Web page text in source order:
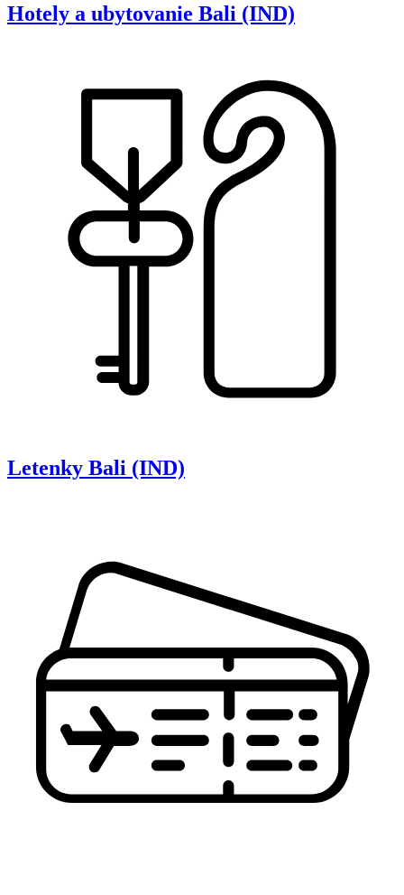
Hotely a ubytovanie Bali (IND)
Letenky Bali (IND)